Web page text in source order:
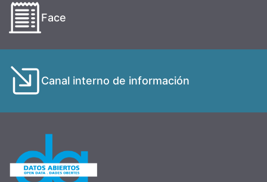
Face
Canal interno de información